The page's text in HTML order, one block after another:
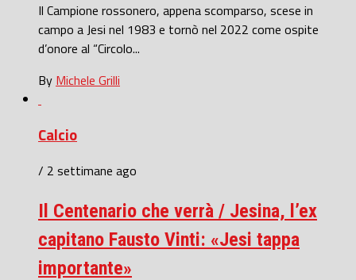
Il Campione rossonero, appena scomparso, scese in
campo a Jesi nel 1983 e tornò nel 2022 come ospite
d’onore al “Circolo...
By Michele Grilli
Calcio
/ 2 settimane ago
Il Centenario che verrà / Jesina, l’ex
capitano Fausto Vinti: «Jesi tappa
importante»